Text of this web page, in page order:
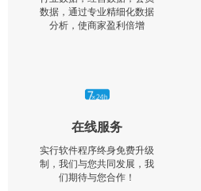
数据，通过专业精细化数据
分析，使商家盈利倍增
在线服务
实行软件程序终身免费升级
制，我们与您共同发展，我
们期待与您合作！